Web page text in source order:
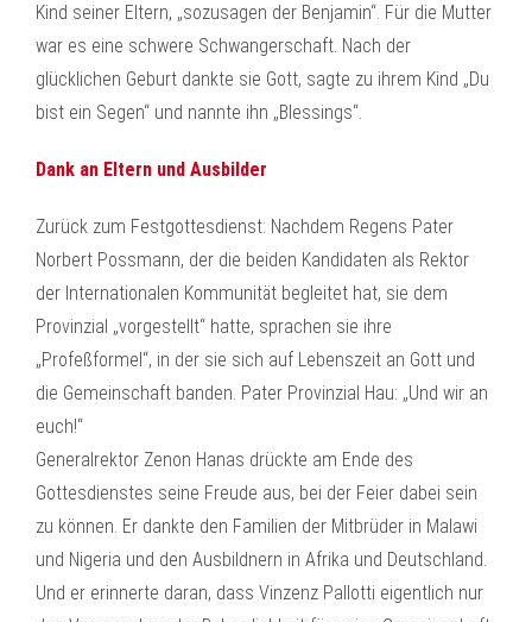
Kind seiner Eltern, „sozusagen der Benjamin“. Für die Mutter
war es eine schwere Schwangerschaft. Nach der
glücklichen Geburt dankte sie Gott, sagte zu ihrem Kind „Du
bist ein Segen“ und nannte ihn „Blessings“.
Dank an Eltern und Ausbilder
Zurück zum Festgottesdienst: Nachdem Regens Pater
Norbert Possmann, der die beiden Kandidaten als Rektor
der Internationalen Kommunität begleitet hat, sie dem
Provinzial „vorgestellt“ hatte, sprachen sie ihre
„Profeßformel“, in der sie sich auf Lebenszeit an Gott und
die Gemeinschaft banden. Pater Provinzial Hau: „Und wir an
euch!“
Generalrektor Zenon Hanas drückte am Ende des
Gottesdienstes seine Freude aus, bei der Feier dabei sein
zu können. Er dankte den Familien der Mitbrüder in Malawi
und Nigeria und den Ausbildnern in Afrika und Deutschland.
Und er erinnerte daran, dass Vinzenz Pallotti eigentlich nur